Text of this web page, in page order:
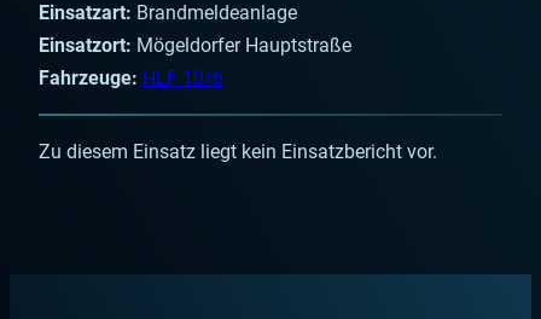
Einsatzart: Brandmeldeanlage
Einsatzort: Mögeldorfer Hauptstraße
Fahrzeuge: HLF 10/6
Zu diesem Einsatz liegt kein Einsatzbericht vor.